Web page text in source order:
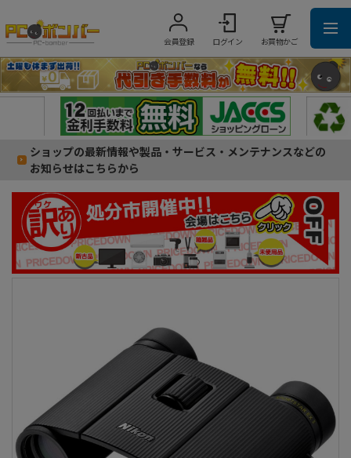
会員登録 ログイン お買物かご
ショップの最新情報や製品・サービス・メンテナンスなどの
お知らせはこちらから